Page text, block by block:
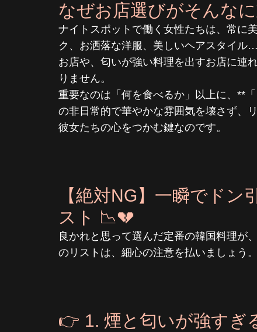
なぜお店選びがそんな
ナイトスポットで働く女性たちは、常に
ク、お洒落な洋服、美しいヘアスタイル
お店や、匂いが強い料理を出すお店に連
りません。
重要なのは「何を食べるか」以上に、**
の非日常的で華やかな雰囲気を壊さず、
彼女たちの心をつかむ鍵なのです。
【絶対NG】一瞬でドン
スト 📉💔
良かれと思って選んだ定番の韓国料理が
のリストは、細心の注意を払いましょう。
👉 1. 煙と匂いが強すぎ